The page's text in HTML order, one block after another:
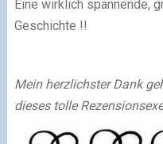
Eine wirklich spannende,
Geschichte !!
Mein herzlichster Dank
dieses tolle